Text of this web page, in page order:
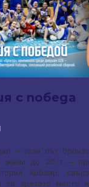
с победа
– този път
жени до 20 г. –
Кобзар,
за третото място